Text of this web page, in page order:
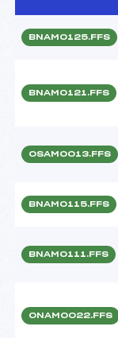
BNAM0125.FFS
BNAM0121.FFS
OSAM0013.FFS
BNAM0115.FFS
BNAM0111.FFS
ONAM0022.FFS